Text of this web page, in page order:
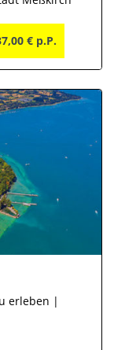
€ p.P.
erleben |